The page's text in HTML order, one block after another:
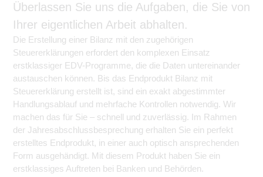
Überlassen Sie uns die Aufgaben, die Sie von
Ihrer eigentlichen Arbeit abhalten.
Die Erstellung einer Bilanz mit den zugehörigen
Steuererklärungen erfordert den komplexen Einsatz
erstklassiger EDV-Programme, die die Daten untereinander
austauschen können. Bis das Endprodukt Bilanz mit
Steuererklärung erstellt ist, sind ein exakt abgestimmter
Handlungsablauf und mehrfache Kontrollen notwendig. Wir
machen das für Sie – schnell und zuverlässig. Im Rahmen
der Jahresabschlussbesprechung erhalten Sie ein perfekt
erstelltes Endprodukt, in einer auch optisch ansprechenden
Form ausgehändigt. Mit diesem Produkt haben Sie ein
erstklassiges Auftreten bei Banken und Behörden.